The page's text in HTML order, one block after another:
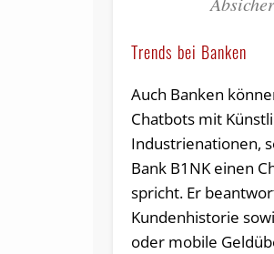
Trends bei Banken
Auch Banken
Chatbots mit
Industrienationen,
Bank B1NK einen
spricht. Er
Kundenhistorie
oder mobile